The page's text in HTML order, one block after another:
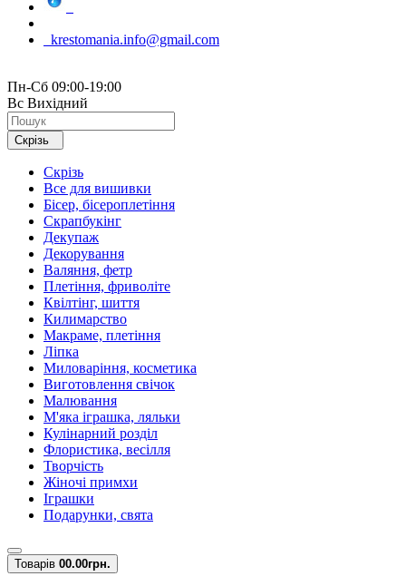
krestomania.info@gmail.com
Пн-Сб 09:00-19:00
Вс Вихідний
Скрізь
Скрізь
Все для вишивки
Бісер, бісероплетіння
Скрапбукінг
Декупаж
Декорування
Валяння, фетр
Плетіння, фриволіте
Квілтінг, шиття
Килимарство
Макраме, плетіння
Ліпка
Миловаріння, косметика
Виготовлення свічок
Малювання
М'яка іграшка, ляльки
Кулінарний розділ
Флористика, весілля
Творчість
Жіночі примхи
Іграшки
Подарунки, свята
Товарів 00.00грн.